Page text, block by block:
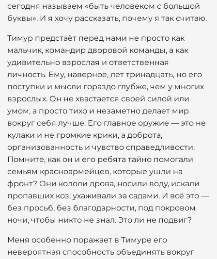
сегодня называем «быть человеком с большой
буквы». И я хочу рассказать, почему я так считаю.
Тимур предстаёт перед нами не просто как
мальчик, командир дворовой команды, а как
удивительно взрослая и ответственная
личность. Ему, наверное, лет тринадцать, но его
поступки и мысли гораздо глубже, чем у многих
взрослых. Он не хвастается своей силой или
умом, а просто тихо и незаметно делает мир
вокруг себя лучше. Его главное оружие — это не
кулаки и не громкие крики, а доброта,
организованность и чувство справедливости.
Помните, как он и его ребята тайно помогали
семьям красноармейцев, которые ушли на
фронт? Они кололи дрова, носили воду, искали
пропавших коз, ухаживали за садами. И всё это —
без просьб, без благодарности, под покровом
ночи, чтобы никто не знал. Это ли не подвиг?
Меня особенно поражает в Тимуре его
невероятная способность объединять вокруг